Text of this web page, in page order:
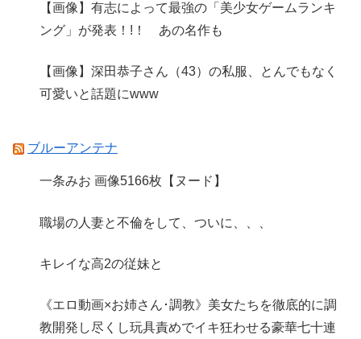
【画像】有志によって最強の「美少女ゲームランキ
ング」が発表！!！ あの名作も
【画像】深田恭子さん（43）の私服、とんでもなく
可愛いと話題にwww
ブルーアンテナ
一条みお 画像5166枚【ヌード】
職場の人妻と不倫をして、ついに、、、
キレイな高2の従妹と
《エロ動画×お姉さん･調教》美女たちを徹底的に調
教開発し尽くし玩具責めでイキ狂わせる豪華七十連